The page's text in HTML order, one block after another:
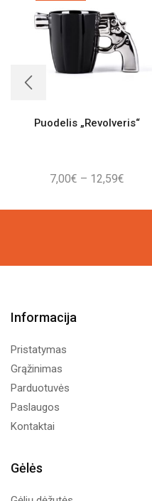
Puodelis „Revolveris“
7,00€ – 12,59€Price
7,00€
Informacija
Pristatymas
Grąžinimas
Parduotuvės
Paslaugos
Kontaktai
Gėlės